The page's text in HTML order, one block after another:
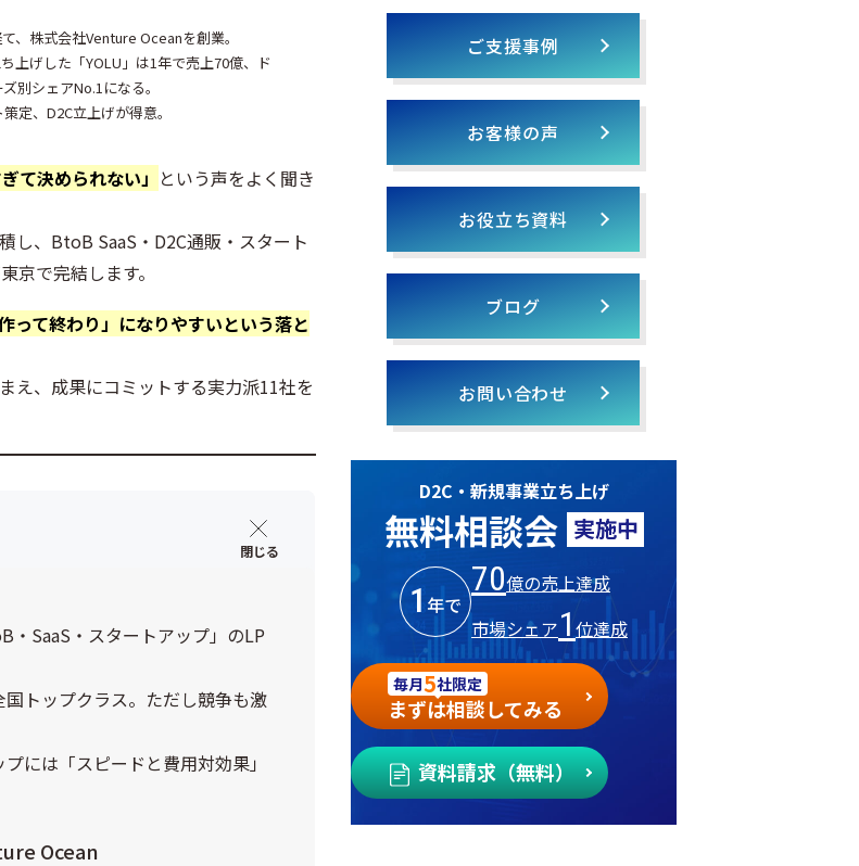
、株式会社Venture Oceanを創業。
上げした「YOLU」は1年で売上70億、ド
別シェアNo.1になる。
定、D2C立上げが得意。
て決められない」 という声をよく聞き
し、BtoB SaaS・D2C通販・スタート
京で完結します。
って終わり」になりやすいという落と
え、成果にコミットする実力派11社を
SaaS・スタートアップ」のLP
トップクラス。ただし競争も激
には「スピードと費用対効果」
Ocean
ご支援事例
お客様の声
お役立ち資料
ブログ
お問い合わせ
D2C・新規事業立ち上げ
無料相談会 実施中
1年で
70億の売上達成
市場シェア1位達成
毎月5社限定
まずは相談してみる
資料請求（無料）